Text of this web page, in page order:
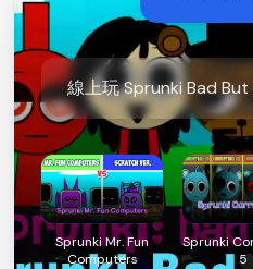
線上玩 Sprunki Bad
Sprunki Mr. Fun
Computers
Sprunki
5